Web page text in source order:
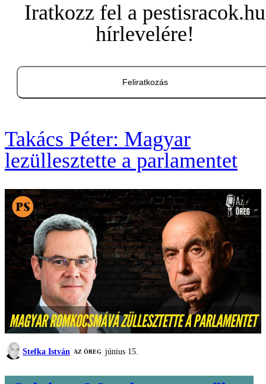
Iratkozz fel a pestisracok.hu
hírlevelére!
Feliratkozás
Takács Péter: Magyar
lezüllesztette a parlamentet
Stefka István AZ ÖREG június 15.